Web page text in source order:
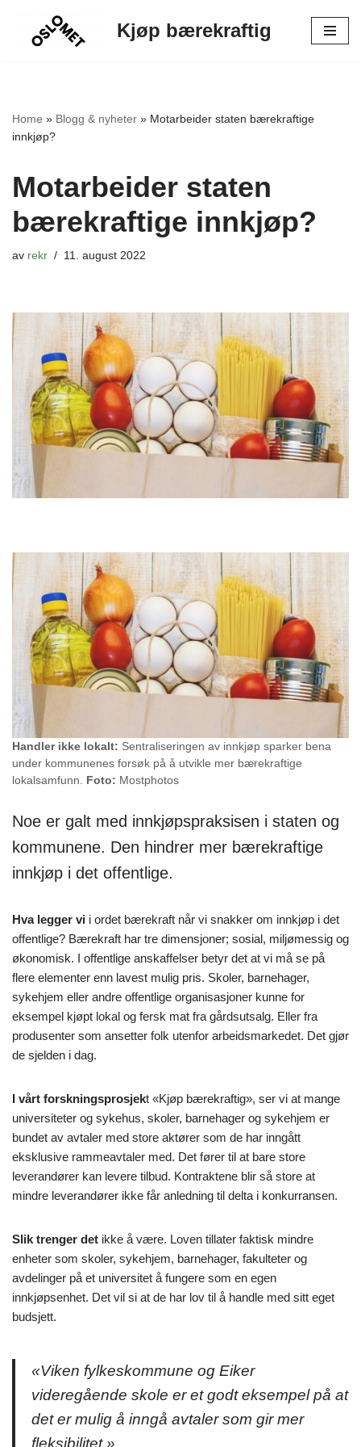
Hopp
Kjøp bærekraftig
Home » Blogg & nyheter » Motarbeider staten bærekraftige
innkjøp?
Motarbeider staten
bærekraftige innkjøp?
av rekr 11. august 2022
Handler ikke lokalt: Sentraliseringen av innkjøp sparker bena
under kommunenes forsøk på å utvikle mer bærekraftige
lokalsamfunn.
Foto: Mostphotos
Noe er galt med innkjøpspraksisen i staten og
kommunene. Den hindrer mer bærekraftige
innkjøp i det offentlige.
Hva legger vi i ordet bærekraft når vi snakker om innkjøp i det
offentlige? Bærekraft har tre dimensjoner; sosial, miljømessig og
økonomisk. I offentlige anskaffelser betyr det at vi må se på
flere elementer enn lavest mulig pris. Skoler, barnehager,
sykehjem eller andre offentlige organisasjoner kunne for
eksempel kjøpt lokal og fersk mat fra gårdsutsalg. Eller fra
produsenter som ansetter folk utenfor arbeidsmarkedet. Det gjør
de sjelden i dag.
I vårt forskningsprosjekt «Kjøp bærekraftig», ser vi at mange
universiteter og sykehus, skoler, barnehager og sykehjem er
bundet av avtaler med store aktører som de har inngått
eksklusive rammeavtaler med. Det fører til at bare store
leverandører kan levere tilbud. Kontraktene blir så store at
mindre leverandører ikke får anledning til delta i konkurransen.
Slik trenger det ikke å være. Loven tillater faktisk mindre
enheter som skoler, sykehjem, barnehager, fakulteter og
avdelinger på et universitet å fungere som en egen
innkjøpsenhet. Det vil si at de har lov til å handle med sitt eget
budsjett.
«Viken fylkeskommune og Eiker
videregående skole er et godt eksempel på at
det er mulig å inngå avtaler som gir mer
fleksibilitet.»